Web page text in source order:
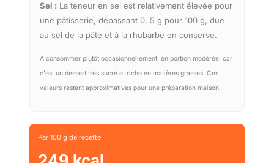
Sel : La teneur en sel est relativement élevée pour
une pâtisserie, dépassant 0, 5 g pour 100 g, due
au sel de la pâte et à la rhubarbe en conserve.
À consommer plutôt occasionnellement, en portion modérée, car
c'est un dessert très sucré et riche en matières grasses. Ces
valeurs restent approximatives pour une préparation maison.
Par 100 g de recette